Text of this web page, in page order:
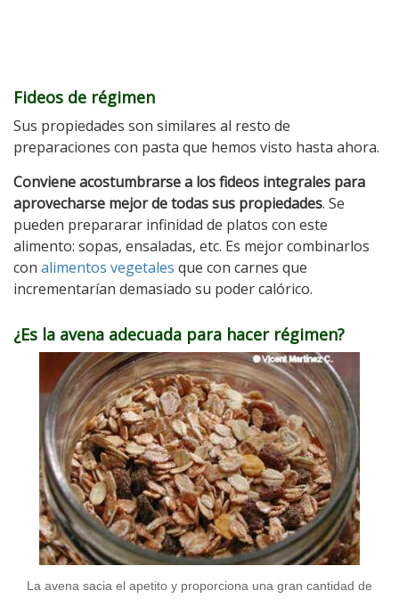
Fideos de régimen
Sus propiedades son similares al resto de
preparaciones con pasta que hemos visto hasta ahora.
Conviene acostumbrarse a los fideos integrales para
aprovecharse mejor de todas sus propiedades. Se
pueden prepararar infinidad de platos con este
alimento: sopas, ensaladas, etc. Es mejor combinarlos
con alimentos vegetales que con carnes que
incrementarían demasiado su poder calórico.
¿Es la avena adecuada para hacer régimen?
La avena sacia el apetito y proporciona una gran cantidad de